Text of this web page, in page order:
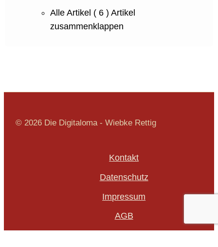
Alle Artikel ( 6 ) Artikel
zusammenklappen
© 2026 Die Digitaloma - Wiebke Rettig
Kontakt
Datenschutz
Impressum
AGB